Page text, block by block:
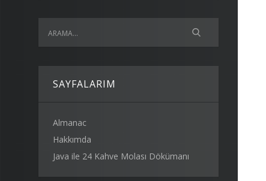
SAYFALARIM
Almanac
Hakkımda
Java ile 24 Kahve Molası Dökümanı